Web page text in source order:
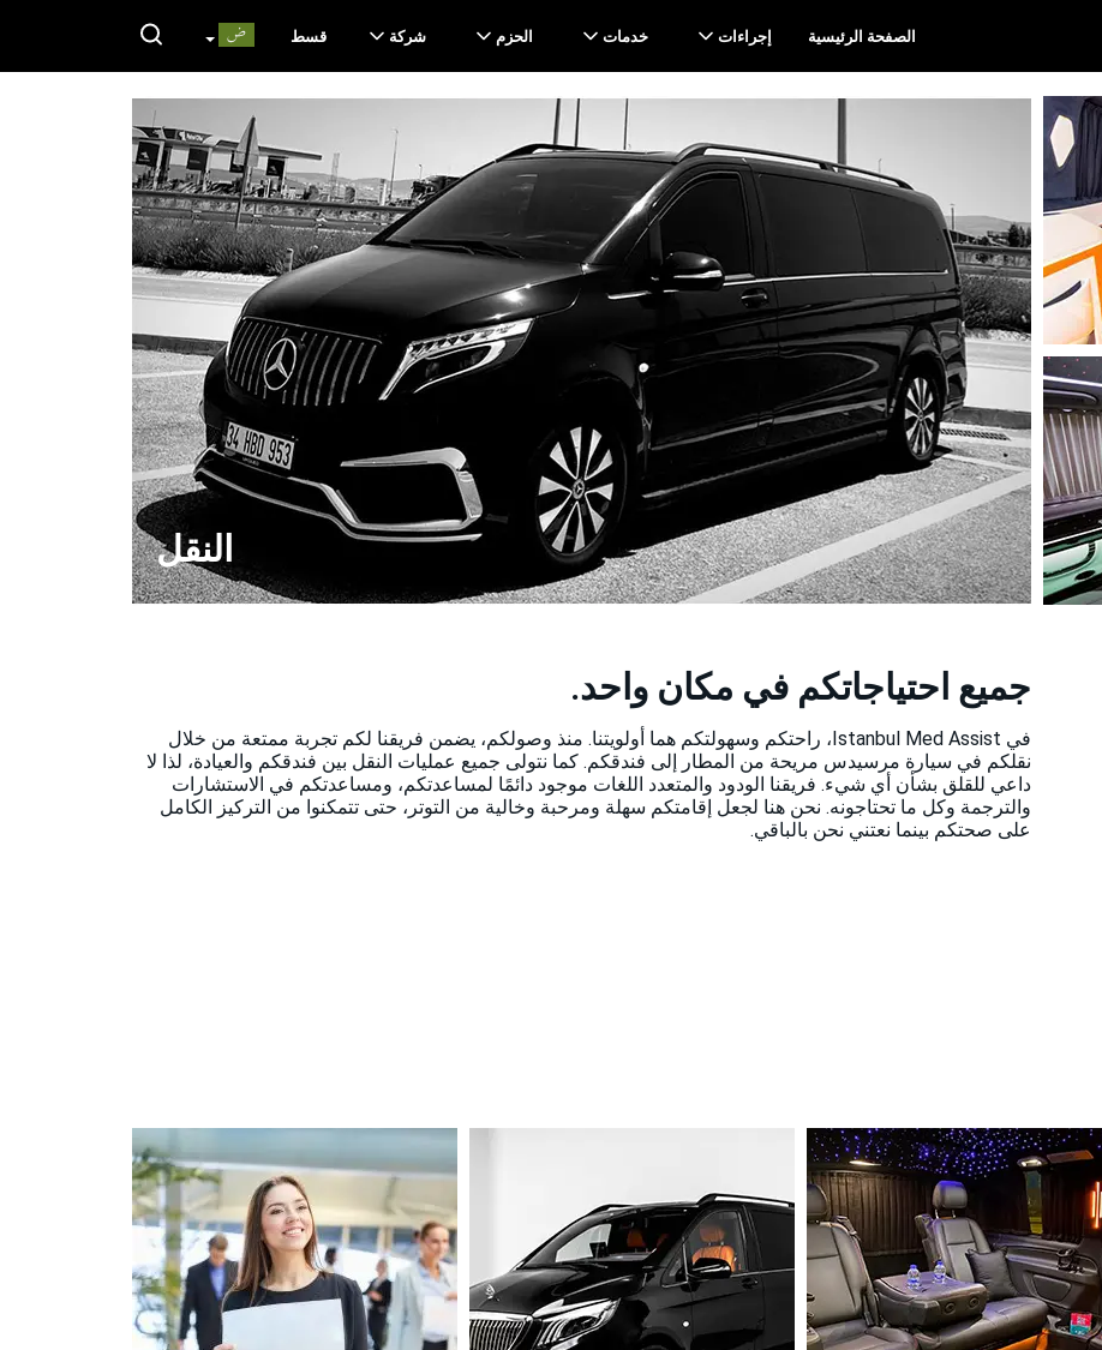
الصفحة الرئيسية إجراءات خدمات الحزم شركة قسط
النقل
جميع احتياجاتكم في مكان واحد.
في Istanbul Med Assist، راحتكم وسهولتكم هما أولويتنا. منذ وصولكم، يضمن فريقنا لكم تجربة ممتعة من خلال
نقلكم في سيارة مرسيدس مريحة من المطار إلى فندقكم. كما نتولى جميع عمليات النقل بين فندقكم والعيادة، لذا لا
داعي للقلق بشأن أي شيء. فريقنا الودود والمتعدد اللغات موجود دائمًا لمساعدتكم، ومساعدتكم في الاستشارات
والترجمة وكل ما تحتاجونه. نحن هنا لجعل إقامتكم سهلة ومرحبة وخالية من التوتر، حتى تتمكنوا من التركيز الكامل
على صحتكم بينما نعتني نحن بالباقي.